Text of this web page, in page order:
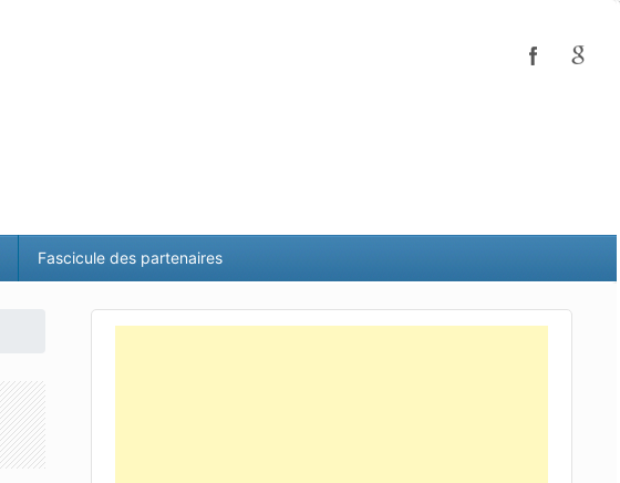
Fascicule des partenaires